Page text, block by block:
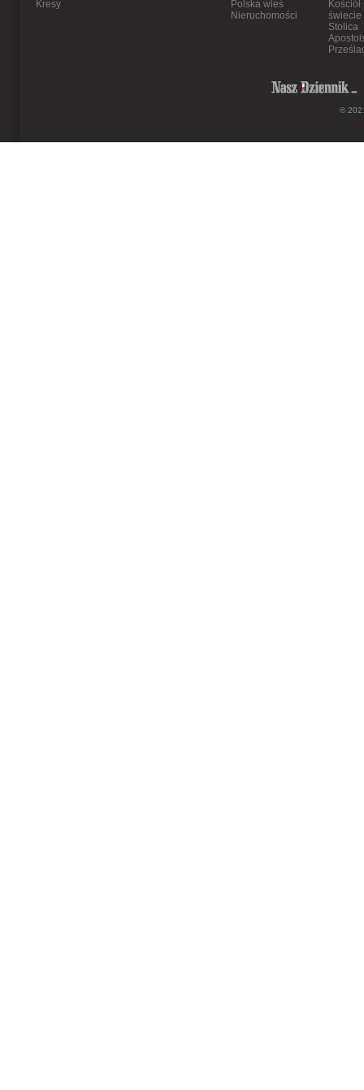
Kresy
Polska wieś
Nieruchomości
Kościół
świecie
Stolica
©